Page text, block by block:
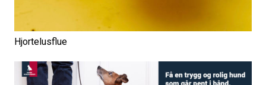
Hjortelusflue